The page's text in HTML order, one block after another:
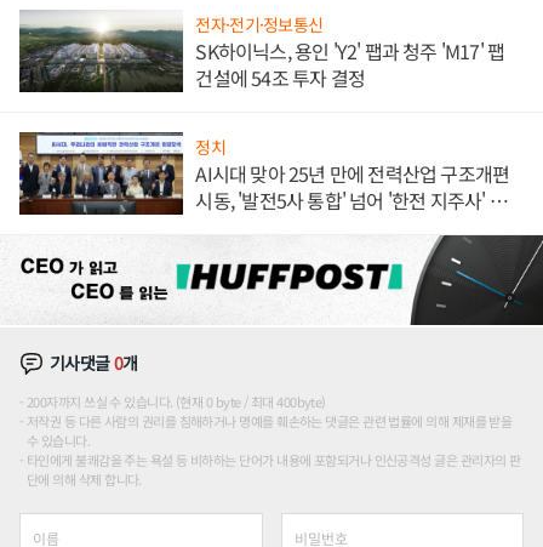
전자·전기·정보통신
SK하이닉스, 용인 'Y2' 팹과 청주 'M17' 팹
건설에 54조 투자 결정
정치
AI시대 맞아 25년 만에 전력산업 구조개편
시동, '발전5사 통합' 넘어 '한전 지주사' 재편
기사댓글0개
200자까지 쓰실 수 있습니다. (현재 0 byte / 최대 400byte)
저작권 등 다른 사람의 권리를 침해하거나 명예를 훼손하는 댓글은 관련 법률에 의해 제재를 받을
수 있습니다.
타인에게 불쾌감을 주는 욕설 등 비하하는 단어가 내용에 포함되거나 인신공격성 글은 관리자의 판
단에 의해 삭제 합니다.